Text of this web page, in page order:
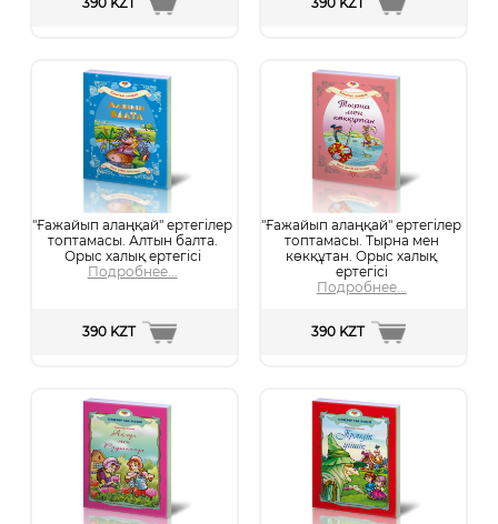
390 KZT 390 KZT
"Ғажайып алаңқай" ертегілер
топтамасы. Алтын балта.
Орыс халық ертегісі
Подробнее...
390 KZT
"Ғажайып алаңқай" ертегілер
топтамасы. Тырна мен
көкқұтан. Орыс халық
ертегісі
Подробнее...
390 KZT